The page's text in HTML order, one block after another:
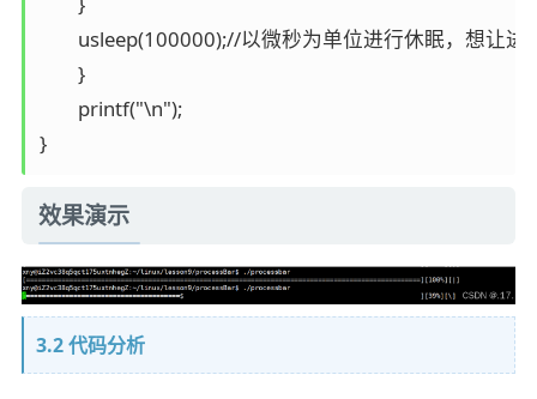
}
效果演示
3.2 代码分析